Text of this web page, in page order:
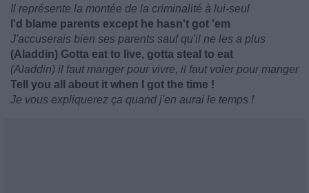
Il représente la montée de la criminalité à lui-seul
I'd blame parents except he hasn't got 'em
J'accuserais bien ses parents sauf qu'il ne les a plus
(Aladdin) Gotta eat to live, gotta steal to eat
(Aladdin) il faut manger pour vivre, il faut voler pour manger
Tell you all about it when I got the time !
Je vous expliquerez ça quand j'en aurai le temps !